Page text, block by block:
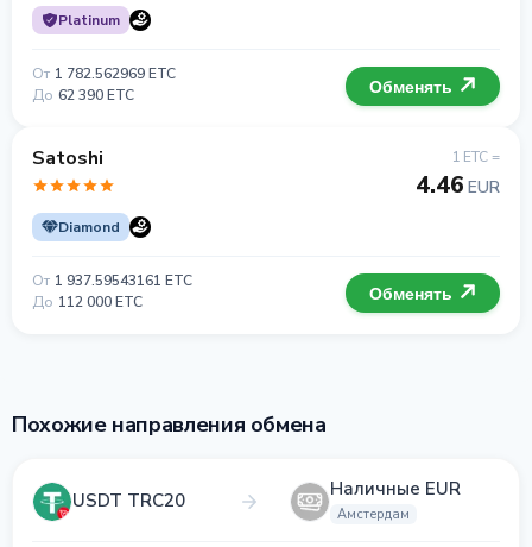
Platinum
От 1 782.562969 ETC
До 62 390 ETC Обменять
Satoshi
Diamond
1 ETC =
4.46 EUR
От 1 937.59543161 ETC
До 112 000 ETC Обменять
Похожие направления обмена
USDT TRC20 Наличные EUR
Амстердам